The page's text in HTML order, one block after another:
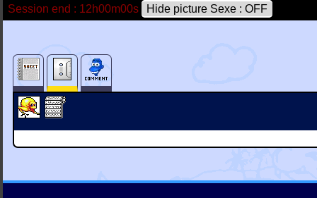
Session end : 12h00m00s
Hide picture Sexe : OFF